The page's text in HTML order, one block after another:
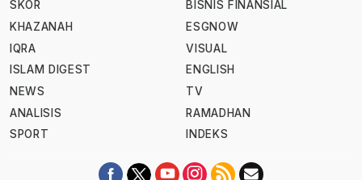
SKOR
KHAZANAH
IQRA
ISLAM DIGEST
NEWS
ANALISIS
SPORT
BISNIS FINANSIAL
ESGNOW
VISUAL
ENGLISH
TV
RAMADHAN
INDEKS